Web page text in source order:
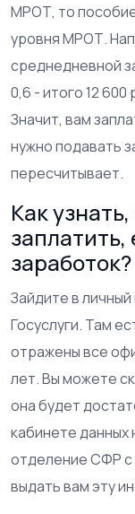
МРОТ, то
уровня МРОТ.
среднедневной
0,6 - итого 12
Значит, вам
нужно подавать
пересчитывает.
Как
заработок?
Зайдите в
Госуслуги. Там
отражены все
лет. Вы можете
она будет
кабинете
отделение СФР
выдать вам эту